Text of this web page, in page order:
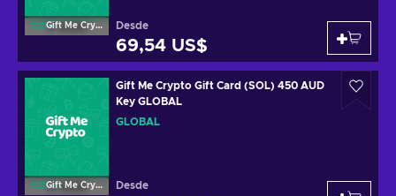
Gift Me Crypto Desde
69,54 US$
Gift Me Crypto
Gift Me Crypto Gift Card (SOL) 450 AUD
Key GLOBAL
GLOBAL
Desde